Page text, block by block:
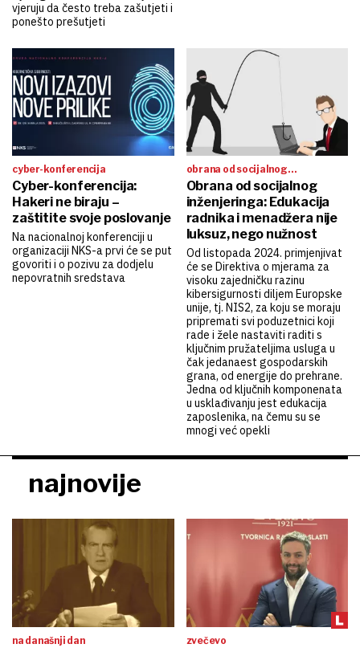
vjeruju da često treba zašutjeti i
ponešto prešutjeti
cyber-konferencija
Cyber-konferencija:
Hakeri ne biraju –
zaštitite svoje poslovanje
Na nacionalnoj konferenciji u
organizaciji NKS-a prvi će se put
govoriti i o pozivu za dodjelu
nepovratnih sredstava
obrana od socijalnog
inženjeringa
Obrana od socijalnog
inženjeringa: Edukacija
radnika i menadžera nije
luksuz, nego nužnost
Od listopada 2024. primjenjivat
će se Direktiva o mjerama za
visoku zajedničku razinu
kibersigurnosti diljem Europske
unije, tj. NIS2, za koju se moraju
pripremati svi poduzetnici koji
rade i žele nastaviti raditi s
ključnim pružateljima usluga u
čak jedanaest gospodarskih
grana, od energije do prehrane.
Jedna od ključnih komponenata
u usklađivanju jest edukacija
zaposlenika, na čemu su se
mnogi već opekli
najnovije
na današnji dan zvečevo